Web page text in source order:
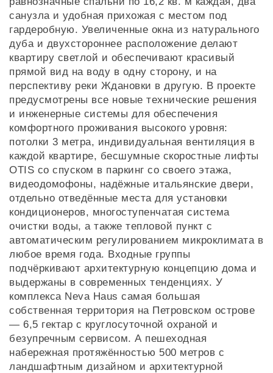
санузла и удобная прихожая с местом под
гардеробную. Увеличенные окна из натурального
дуба и двухстороннее расположение делают
квартиру светлой и обеспечивают красивый
прямой вид на воду в одну сторону, и на
перспективу реки Ждановки в другую. В проекте
предусмотрены все новые технические решения
и инженерные системы для обеспечения
комфортного проживания высокого уровня:
потолки 3 метра, индивидуальная вентиляция в
каждой квартире, бесшумные скоростные лифты
OTIS со спуском в паркинг со своего этажа,
видеодомофоны, надёжные итальянские двери,
отдельно отведённые места для установки
кондиционеров, многоступенчатая система
очистки воды, а также тепловой пункт с
автоматическим регулированием микроклимата в
любое время года. Входные группы
подчёркивают архитектурную концепцию дома и
выдержаны в современных тенденциях. У
комплекса Neva Haus самая большая
собственная территория на Петровском острове
— 6,5 гектар с круглосуточной охраной и
безупречным сервисом. А пешеходная
набережная протяжённостью 500 метров с
ландшафтным дизайном и архитектурной